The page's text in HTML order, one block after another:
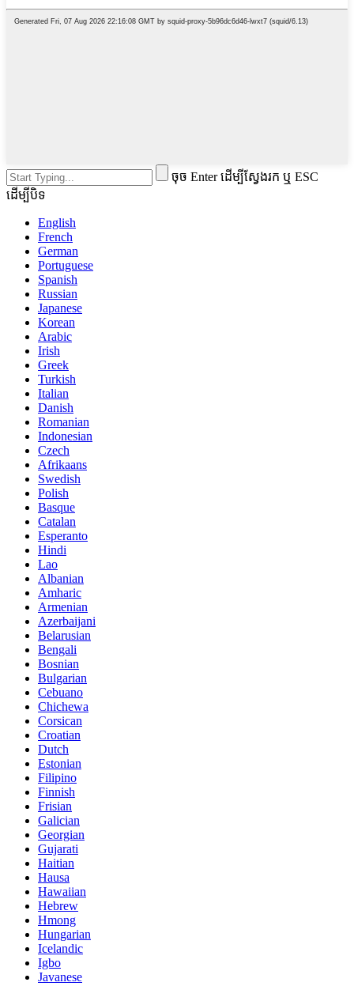
ចុច Enter ដើម្បីស្វែងរក ឬ ESC
ដើម្បីបិទ
English
French
German
Portuguese
Spanish
Russian
Japanese
Korean
Arabic
Irish
Greek
Turkish
Italian
Danish
Romanian
Indonesian
Czech
Afrikaans
Swedish
Polish
Basque
Catalan
Esperanto
Hindi
Lao
Albanian
Amharic
Armenian
Azerbaijani
Belarusian
Bengali
Bosnian
Bulgarian
Cebuano
Chichewa
Corsican
Croatian
Dutch
Estonian
Filipino
Finnish
Frisian
Galician
Georgian
Gujarati
Haitian
Hausa
Hawaiian
Hebrew
Hmong
Hungarian
Icelandic
Igbo
Javanese